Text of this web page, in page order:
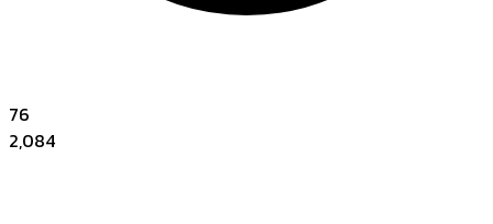
76
2,084